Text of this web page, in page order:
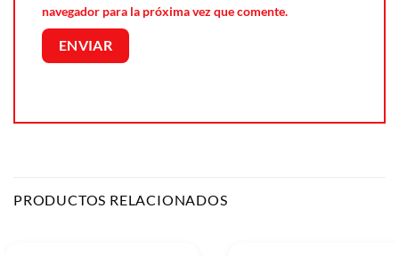
navegador para la próxima vez que comente.
PRODUCTOS RELACIONADOS